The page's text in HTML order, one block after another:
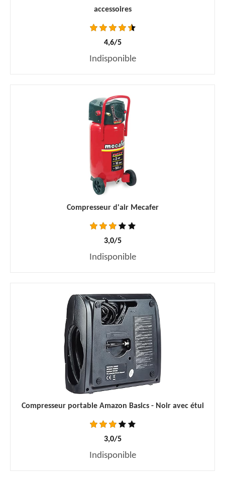
accessoires
4,6/5
Indisponible
Compresseur d'air Mecafer
3,0/5
Indisponible
Compresseur portable Amazon Basics - Noir avec étui
3,0/5
Indisponible